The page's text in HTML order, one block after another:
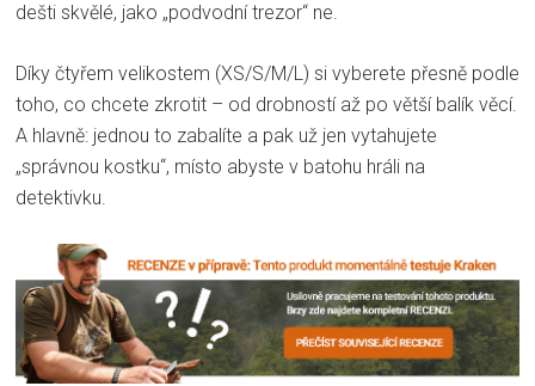
dešti skvělé, jako „podvodní trezor“ ne.
Díky čtyřem velikostem (XS/S/M/L) si vyberete přesně podle
toho, co chcete zkrotit – od drobností až po větší balík věcí.
A hlavně: jednou to zabalíte a pak už jen vytahujete
„správnou kostku“, místo abyste v batohu hráli na
detektivku.